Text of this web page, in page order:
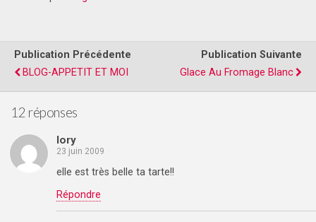
Publication Précédente
BLOG-APPETIT ET MOI
Publication Suivante
Glace Au Fromage Blanc
12 réponses
lory
23 juin 2009
elle est très belle ta tarte!!
Répondre